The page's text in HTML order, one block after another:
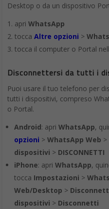
“Innovare è guardare ciò che
nessuno ha ancora pensato”,
Albert Szent-Györgyi, riflettono
rapido cambiamento del
cercano tecnologie di punta
competitivo. Datwave si
innovazione, offrendo soluzioni
Intelligenza Artificiale (IA), l’IA